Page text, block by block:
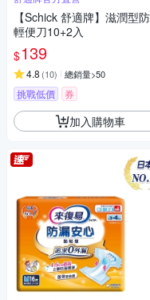
【Schick 舒適牌】滋潤型
輕便刀10+2入
$139
4.8 (10) 總銷量>50
挑戰低價 券
加入購物車